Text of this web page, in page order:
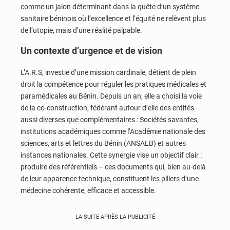
comme un jalon déterminant dans la quête d’un système
sanitaire béninois où l’excellence et l’équité ne relèvent plus
de l’utopie, mais d’une réalité palpable.
Un contexte d’urgence et de vision
L’A.R.S, investie d’une mission cardinale, détient de plein
droit la compétence pour réguler les pratiques médicales et
paramédicales au Bénin. Depuis un an, elle a choisi la voie
de la co-construction, fédérant autour d’elle des entités
aussi diverses que complémentaires : Sociétés savantes,
institutions académiques comme l’Académie nationale des
sciences, arts et lettres du Bénin (ANSALB) et autres
instances nationales. Cette synergie vise un objectif clair :
produire des référentiels – ces documents qui, bien au-delà
de leur apparence technique, constituent les piliers d’une
médecine cohérente, efficace et accessible.
LA SUITE APRÈS LA PUBLICITÉ